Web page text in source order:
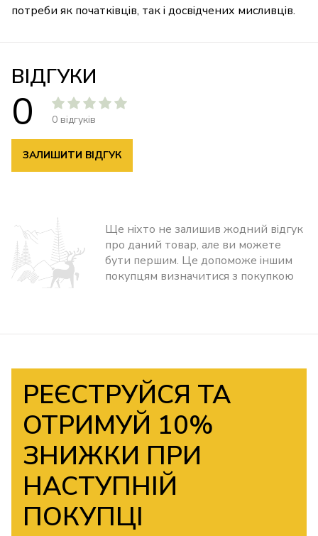
потреби як початківців, так і досвідчених мисливців.
ВІДГУКИ
0 0 відгуків
ЗАЛИШИТИ ВІДГУК
Ще ніхто не залишив жодний відгук
про даний товар, але ви можете
бути першим. Це допоможе іншим
покупцям визначитися з покупкою
РЕЄСТРУЙСЯ ТА
ОТРИМУЙ 10%
ЗНИЖКИ ПРИ
НАСТУПНІЙ
ПОКУПЦІ